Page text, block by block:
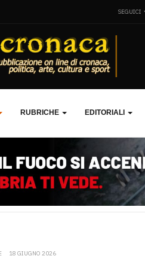
SEGUICI
RUBRICHE EDITORIALI
18 GIUGNO 2026